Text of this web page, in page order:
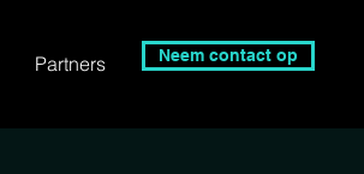
Partners Neem contact op